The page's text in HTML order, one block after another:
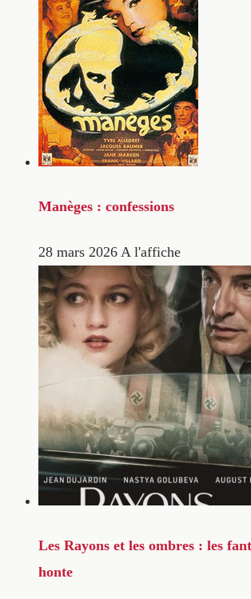
Manèges : confessions
28 mars 2026 A l'affiche
Les Rayons et les ombres : les
honte